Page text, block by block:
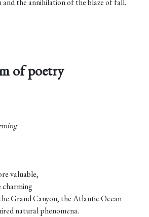
the annihilation of the blaze of fall.
of poetry
valuable,
Grand Canyon, the Atlantic Ocean
natural phenomena.